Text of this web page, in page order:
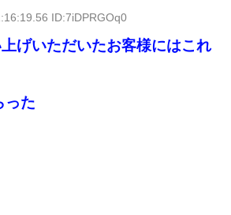
ID:7iDPRGOq0
げいただいたお客様にはこれ
った